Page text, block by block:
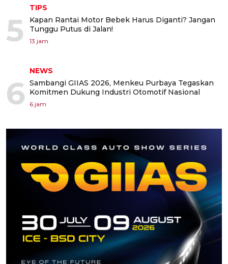
5
TIPS
Kapan Rantai Motor Bebek Harus Diganti? Jangan
Tunggu Putus di Jalan!
13 jam
6
NEWS
Sambangi GIIAS 2026, Menkeu Purbaya Tegaskan
Komitmen Dukung Industri Otomotif Nasional
6 jam